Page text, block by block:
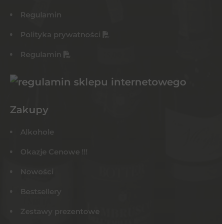
Regulamin
Polityka prywatności
Regulamin
Zakupy
Alkohole
Okazje Cenowe !!!
Nowości
Bestsellery
Zestawy prezentowe